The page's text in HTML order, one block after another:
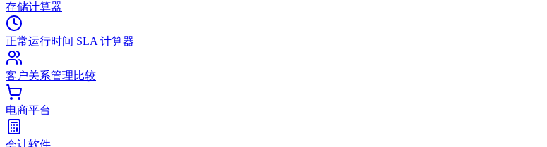
存储计算器
正常运行时间 SLA 计算器
客户关系管理比较
电商平台
会计软件